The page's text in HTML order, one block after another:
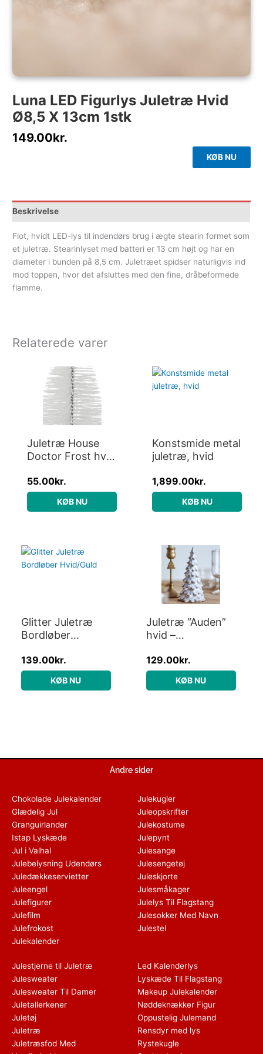
Luna LED Figurlys Juletræ Hvid
Ø8,5 X 13cm 1stk
149.00kr.
KØB NU
Beskrivelse
Flot, hvidt LED-lys til indendørs brug i ægte stearin formet som
et juletræ. Stearinlyset med batteri er 13 cm højt og har en
diameter i bunden på 8,5 cm. Juletræet spidser naturligvis ind
mod toppen, hvor det afsluttes med den fine, dråbeformede
flamme.
Relaterede varer
Juletræ House
Doctor Frost hvid
cm julepynt
55.00kr.
KØB NU
Konstsmide metal
juletræ, hvid
1,899.00kr.
KØB NU
Glitter Juletræ
Bordløber
139.00kr.
KØB NU
Juletræ “Auden”
hvid –
19
129.00kr.
KØB NU
Andre sider
Chokolade Julekalender
Glædelig Jul
Granguirlander
Istap Lyskæde
Jul i Valhal
Julebelysning Udendørs
Juledækkeservietter
Juleengel
Julefigurer
Julefilm
Julefrokost
Julekalender
Julekugler
Juleopskrifter
Julekostume
Julepynt
Julesange
Julesengetøj
Juleskjorte
Julesmåkager
Julelys Til Flagstang
Julesokker Med Navn
Julestel
Julestjerne til Juletræ
Julesweater
Julesweater Til Damer
Juletallerkener
Juletøj
Juletræ
Juletræsfod Med
Led Kalenderlys
Lyskæde Til Flagstang
Makeup Julekalender
Nøddeknækker Figur
Oppustelig Julemand
Rensdyr med lys
Rystekugle